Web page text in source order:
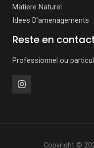
Matiere Naturel
Idees D’amenagements
Reste en
Professionnel ou
Copyright ©